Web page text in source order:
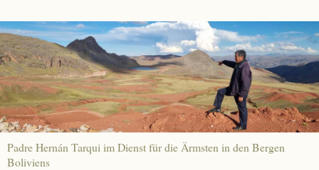
Padre Hernán Tarqui im Dienst für die Ärmsten in den Bergen
Boliviens